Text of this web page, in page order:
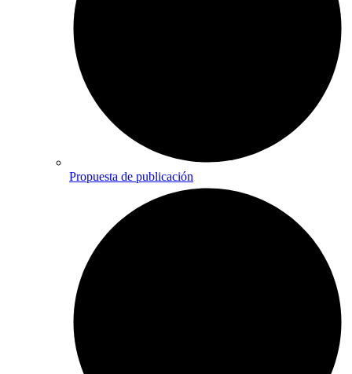
Propuesta de publicación